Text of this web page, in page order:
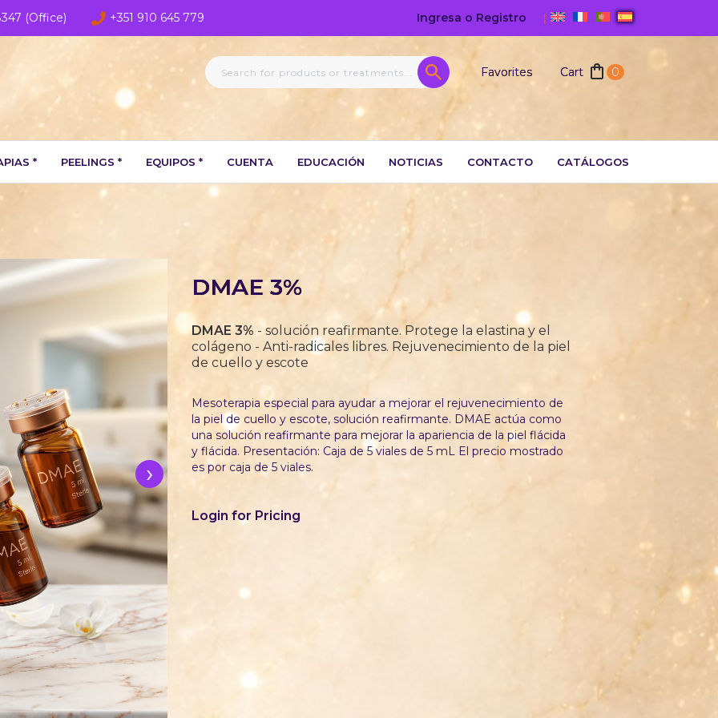
(Office) +351 910 645 779 Ingresa o Registro
Favorites Cart 0
* PEELINGS * EQUIPOS * CUENTA EDUCACIÓN NOTICIAS CONTACTO CATÁLOGOS
›
DMAE 3%
DMAE 3% - solución reafirmante. Protege la elastina y el
colágeno - Anti-radicales libres. Rejuvenecimiento de la piel
de cuello y escote
Mesoterapia especial para ayudar a mejorar el rejuvenecimiento de
la piel de cuello y escote, solución reafirmante. DMAE actúa como
una solución reafirmante para mejorar la apariencia de la piel flácida
y flácida. Presentación: Caja de 5 viales de 5 mL El precio mostrado
es por caja de 5 viales.
Login for Pricing